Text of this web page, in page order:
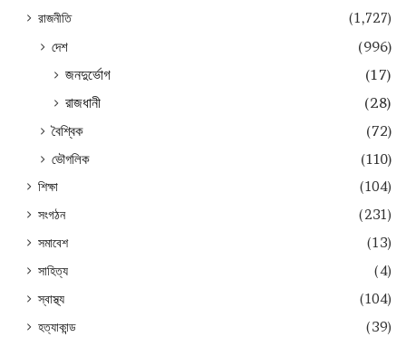
রাজনীতি
(1,727)
দেশ
(996)
জনদুর্ভোগ
(17)
রাজধানী
(28)
বৈশ্বিক
(72)
ভৌগলিক
(110)
শিক্ষা
(104)
সংগঠন
(231)
সমাবেশ
(13)
সাহিত্য
(4)
স্বাস্থ্য
(104)
হত্যাকান্ড
(39)